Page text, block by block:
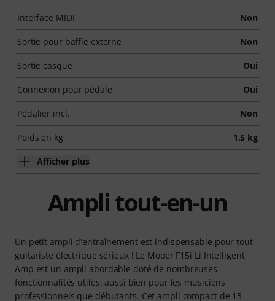
Interface MIDI Non
Sortie pour baffle externe Non
Sortie casque Oui
Connexion pour pédale Oui
Pédalier incl. Non
Poids en kg 1,5 kg
Afficher plus
Ampli tout-en-un
Un petit ampli d'entraînement est indispensable pour tout
guitariste électrique sérieux ! Le Mooer F15i Li Intelligent
Amp est un ampli abordable doté de nombreuses
fonctionnalités utiles, aussi bien pour les musiciens
professionnels que débutants. Cet ampli compact de 15